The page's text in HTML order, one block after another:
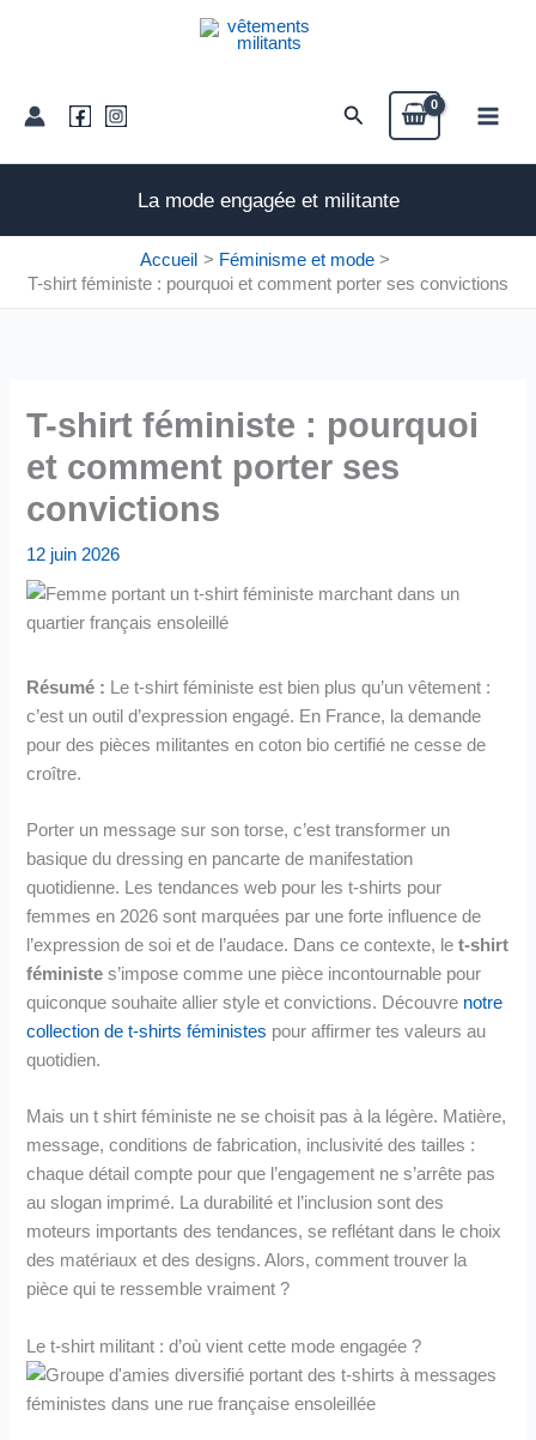
Rechercher
La mode engagée et militante
Accueil
Féminisme et mode
T-shirt féministe : pourquoi et comment porter ses convictions
T-shirt féministe : pourquoi
et comment porter ses
convictions
12 juin 2026
Résumé : Le t-shirt féministe est bien plus qu’un vêtement :
c’est un outil d’expression engagé. En France, la demande
pour des pièces militantes en coton bio certifié ne cesse de
croître.
Porter un message sur son torse, c’est transformer un
basique du dressing en pancarte de manifestation
quotidienne. Les tendances web pour les t-shirts pour
femmes en 2026 sont marquées par une forte influence de
l’expression de soi et de l’audace. Dans ce contexte, let-shirt
féministe s’impose comme une pièce incontournable pour
quiconque souhaite allier style et convictions. Découvre notre
collection de t-shirts féministes pour affirmer tes valeurs au
quotidien.
Mais un t shirt féministe ne se choisit pas à la légère. Matière,
message, conditions de fabrication, inclusivité des tailles :
chaque détail compte pour que l’engagement ne s’arrête pas
au slogan imprimé. La durabilité et l’inclusion sont des
moteurs importants des tendances, se reflétant dans le choix
des matériaux et des designs. Alors, comment trouver la
pièce qui te ressemble vraiment ?
Le t-shirt militant : d’où vient cette mode engagée ?